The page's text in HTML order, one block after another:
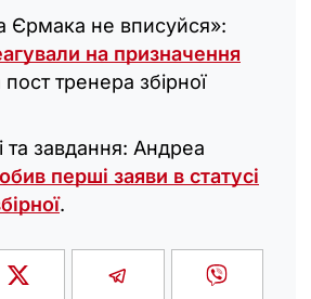
Єрмака не вписуйся»:
на призначення
тренера збірної
та завдання: Андреа
перші заяви в статусі
.